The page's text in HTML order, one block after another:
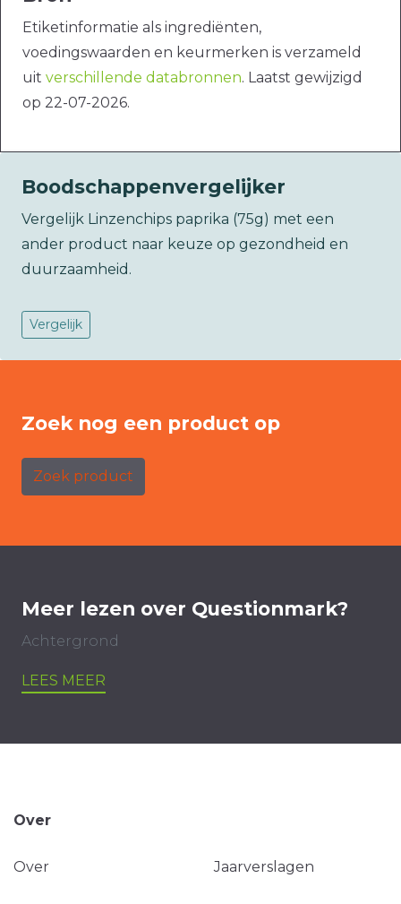
Etiketinformatie als ingrediënten,
voedingswaarden en keurmerken is verzameld
uit verschillende databronnen. Laatst gewijzigd
op 22-07-2026.
Boodschappenvergelijker
Vergelijk Linzenchips paprika (75g) met een
ander product naar keuze op gezondheid en
duurzaamheid.
Vergelijk
Zoek nog een product op
Zoek product
Meer lezen over Questionmark?
Achtergrond
LEES MEER
Over
Over Jaarverslagen